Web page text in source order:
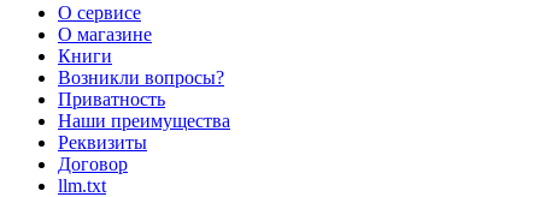
О сервисе
О магазине
Книги
Возникли вопросы?
Приватность
Наши преимущества
Реквизиты
Договор
llm.txt